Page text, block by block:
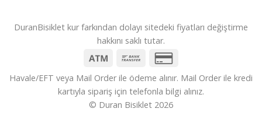
DuranBisiklet kur farkından dolayı sitedeki fiyatları değiştirme
hakkını saklı tutar.
Havale/EFT veya Mail Order ile ödeme alınır. Mail Order ile kredi
kartıyla sipariş için telefonla bilgi alınız.
© Duran Bisiklet 2026